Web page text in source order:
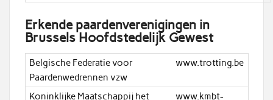
Erkende paardenverenigingen in
Brussels Hoofdstedelijk Gewest
Belgische Federatie voor
Paardenwedrennen vzw
www.trotting.be
Koninklijke Maatschappij het
www.kmbt-